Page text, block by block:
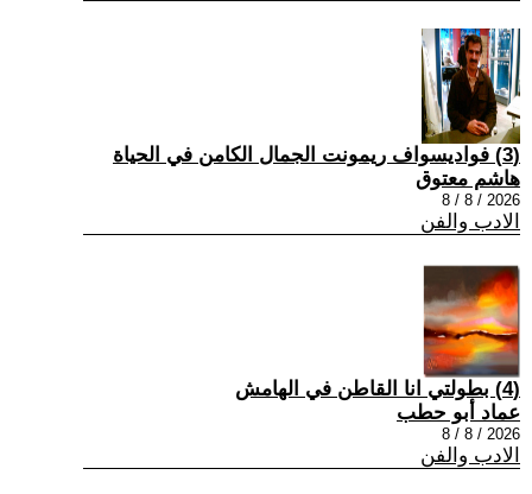
(3) فواديسواف ريمونت الجمال الكامن في الحياة
هاشم معتوق
2026 / 8 / 8
الادب والفن
(4) بطولتي انا القاطن في الهامش
عماد أبو حطب
2026 / 8 / 8
الادب والفن